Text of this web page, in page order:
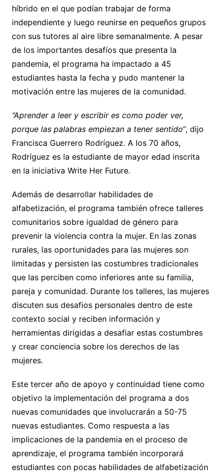
híbrido en el que podían trabajar de forma
independiente y luego reunirse en pequeños grupos
con sus tutores al aire libre semanalmente. A pesar
de los importantes desafíos que presenta la
pandemia, el programa ha impactado a 45
estudiantes hasta la fecha y pudo mantener la
motivación entre las mujeres de la comunidad.
“Aprender a leer y escribir es como poder ver,
porque las palabras empiezan a tener sentido“, dijo
Francisca Guerrero Rodríguez. A los 70 años,
Rodríguez es la estudiante de mayor edad inscrita
en la iniciativa Write Her Future.
Además de desarrollar habilidades de
alfabetización, el programa también ofrece talleres
comunitarios sobre igualdad de género para
prevenir la violencia contra la mujer. En las zonas
rurales, las oportunidades para las mujeres son
limitadas y persisten las costumbres tradicionales
que las perciben como inferiores ante su familia,
pareja y comunidad. Durante los talleres, las mujeres
discuten sus desafios personales dentro de este
contexto social y reciben información y
herramientas dirigidas a desafiar estas costumbres
y crear conciencia sobre los derechos de las
mujeres.
Este tercer año de apoyo y continuidad tiene como
objetivo la implementación del programa a dos
nuevas comunidades que involucrarán a 50-75
nuevas estudiantes. Como respuesta a las
implicaciones de la pandemia en el proceso de
aprendizaje, el programa también incorporará
estudiantes con pocas habilidades de alfabetización